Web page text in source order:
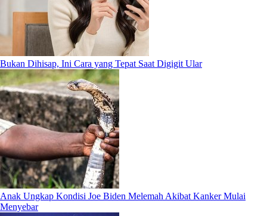
Bukan Dihisap, Ini Cara yang Tepat Saat Digigit Ular
Anak Ungkap Kondisi Joe Biden Melemah Akibat Kanker Mulai
Menyebar